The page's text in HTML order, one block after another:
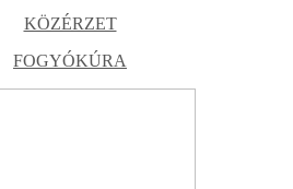
KÖZÉRZET
FOGYÓKÚRA